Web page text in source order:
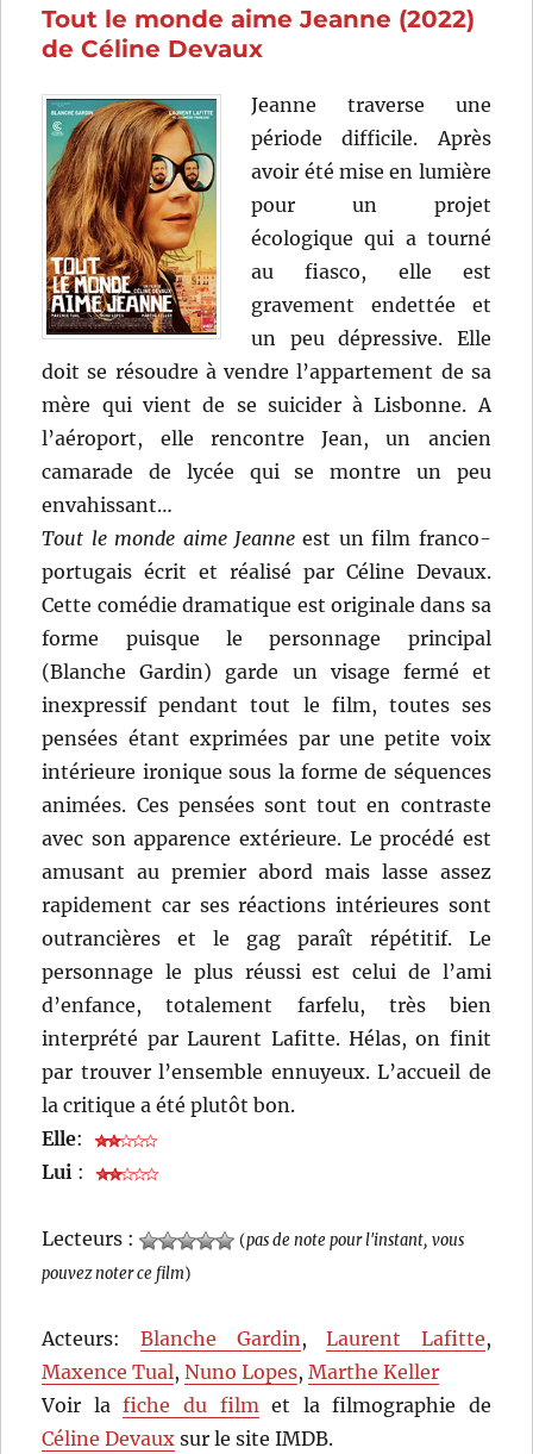
Tout le monde aime Jeanne (2022)
de Céline Devaux
Jeanne traverse une
période difficile. Après
avoir été mise en lumière
pour un projet
écologique qui a tourné
au fiasco, elle est
gravement endettée et
un peu dépressive. Elle
doit se résoudre à vendre l’appartement de sa
mère qui vient de se suicider à Lisbonne. A
l’aéroport, elle rencontre Jean, un ancien
camarade de lycée qui se montre un peu
envahissant…
Tout le monde aime Jeanne est un film franco-
portugais écrit et réalisé par Céline Devaux.
Cette comédie dramatique est originale dans sa
forme puisque le personnage principal
(Blanche Gardin) garde un visage fermé et
inexpressif pendant tout le film, toutes ses
pensées étant exprimées par une petite voix
intérieure ironique sous la forme de séquences
animées. Ces pensées sont tout en contraste
avec son apparence extérieure. Le procédé est
amusant au premier abord mais lasse assez
rapidement car ses réactions intérieures sont
outrancières et le gag paraît répétitif. Le
personnage le plus réussi est celui de l’ami
d’enfance, totalement farfelu, très bien
interprété par Laurent Lafitte. Hélas, on finit
par trouver l’ensemble ennuyeux. L’accueil de
la critique a été plutôt bon.
Elle:
Lui :
Lecteurs : (pas de note pour l'instant, vous
pouvez noter ce film)
Acteurs: Blanche Gardin,Laurent Lafitte,
Maxence Tual,Nuno Lopes,Marthe Keller
Voir lafiche du filmet la filmographie de
Céline Devaux sur le site IMDB.